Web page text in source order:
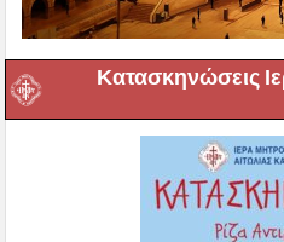
Κατασκηνώσεις